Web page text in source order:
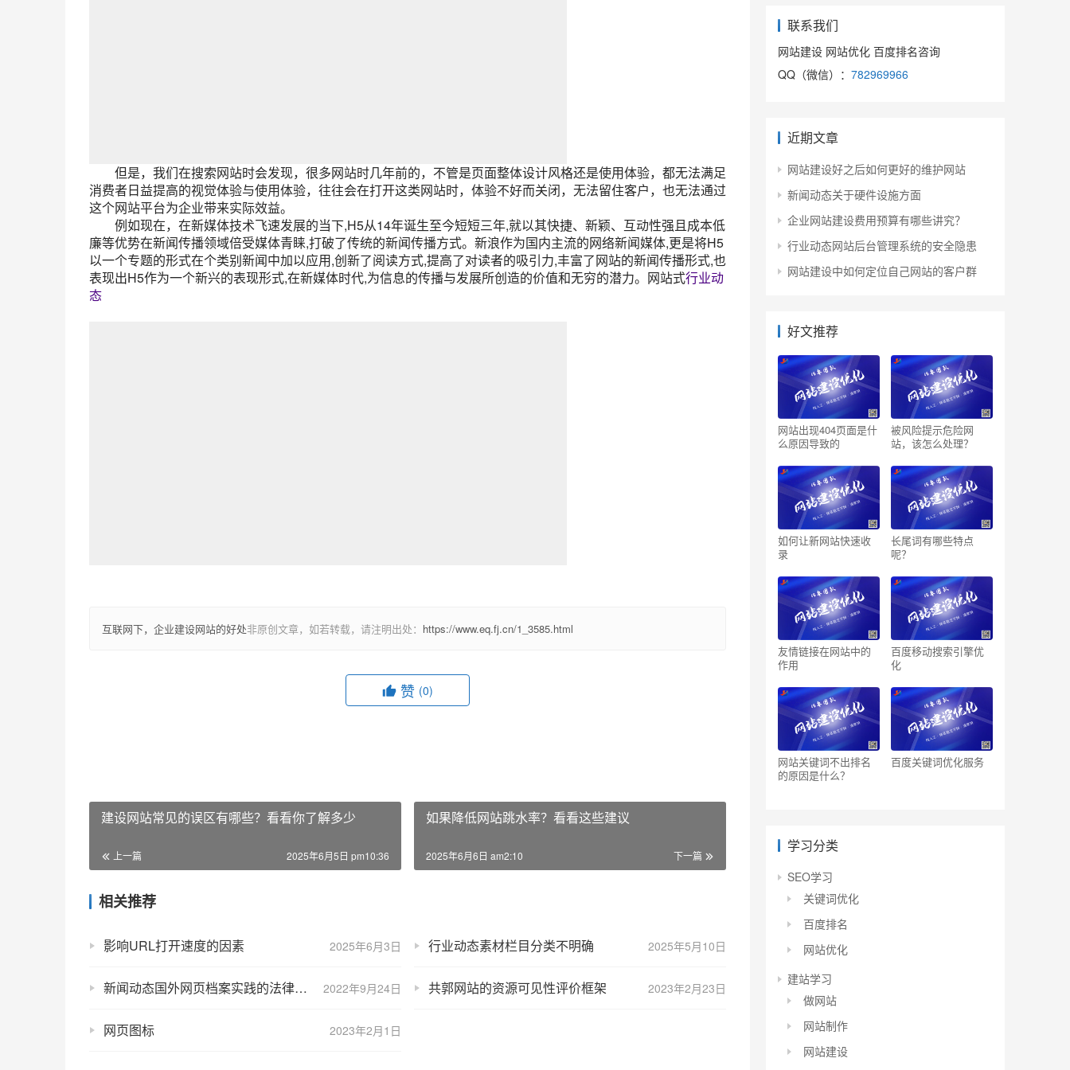
但是，我们在搜索网站时会发现，很多网站时几年前的，不管是页面整体设计风格还是使用体验，都无法满足
消费者日益提高的视觉体验与使用体验，往往会在打开这类网站时，体验不好而关闭，无法留住客户，也无法通过
这个网站平台为企业带来实际效益。
例如现在，在新媒体技术飞速发展的当下,H5从14年诞生至今短短三年,就以其快捷、新颖、互动性强且成本低
廉等优势在新闻传播领域倍受媒体青睐,打破了传统的新闻传播方式。新浪作为国内主流的网络新闻媒体,更是将H5
以一个专题的形式在个类别新闻中加以应用,创新了阅读方式,提高了对读者的吸引力,丰富了网站的新闻传播形式,也
表现出H5作为一个新兴的表现形式,在新媒体时代,为信息的传播与发展所创造的价值和无穷的潜力。网站式行业动
态
互联网下，企业建设网站的好处非原创文章，如若转载，请注明出处： https://www.eq.fj.cn/1_3585.html
赞 (0)
建设网站常见的误区有哪些？看看你了解多少
上一篇 2025年6月5日 pm10:36
如果降低网站跳水率？看看这些建议
下一篇
2025年6月6日 am2:10
相关推荐
2025年6月3日
影响URL打开速度的因素 2025年5月10日
行业动态素材栏目分类不明确
2022年9月24日
新闻动态国外网页档案实践的法律规章环境营造 2023年2月23日
共郭网站的资源可见性评价框架
2023年2月1日
网页图标
联系我们
网站建设 网站优化 百度排名咨询
QQ（微信）： 782969966
近期文章
网站建设好之后如何更好的维护网站
新闻动态关于硬件设施方面
企业网站建设费用预算有哪些讲究？
行业动态网站后台管理系统的安全隐患
网站建设中如何定位自己网站的客户群
好文推荐
网站出现404页面是什
么原因导致的
被风险提示危险网
站，该怎么处理？
如何让新网站快速收
录
长尾词有哪些特点
呢？
友情链接在网站中的
作用
百度移动搜索引擎优
化
网站关键词不出排名
的原因是什么？
百度关键词优化服务
学习分类
SEO学习
关键词优化
百度排名
网站优化
建站学习
做网站
网站制作
网站建设